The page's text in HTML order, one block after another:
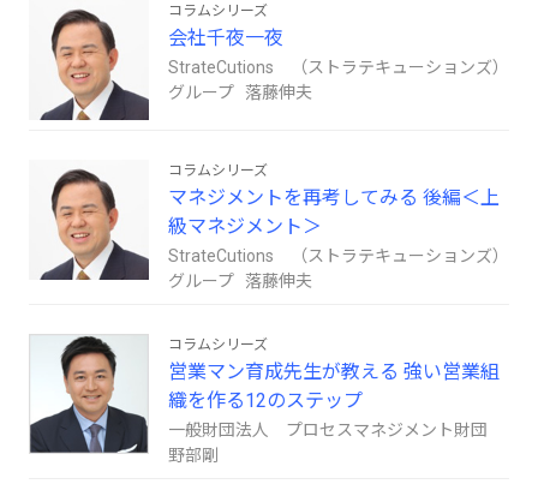
コラムシリーズ
会社千夜一夜
StrateCutions （ストラテキューションズ）
グループ 落藤伸夫
コラムシリーズ
マネジメントを再考してみる 後編＜上
級マネジメント＞
StrateCutions （ストラテキューションズ）
グループ 落藤伸夫
コラムシリーズ
営業マン育成先生が教える 強い営業組
織を作る12のステップ
一般財団法人 プロセスマネジメント財団
野部剛